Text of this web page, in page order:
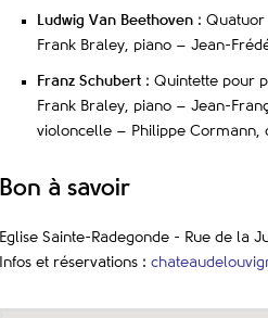
Ludwig Van Beethoven : Quatuor
Frank Braley, piano – Jean-
Franz Schubert : Quintette pour
Frank Braley, piano – Jean-
violoncelle – Philippe Cormann,
Bon à savoir
Eglise Sainte-Radegonde - Rue de la
Infos et réservations :